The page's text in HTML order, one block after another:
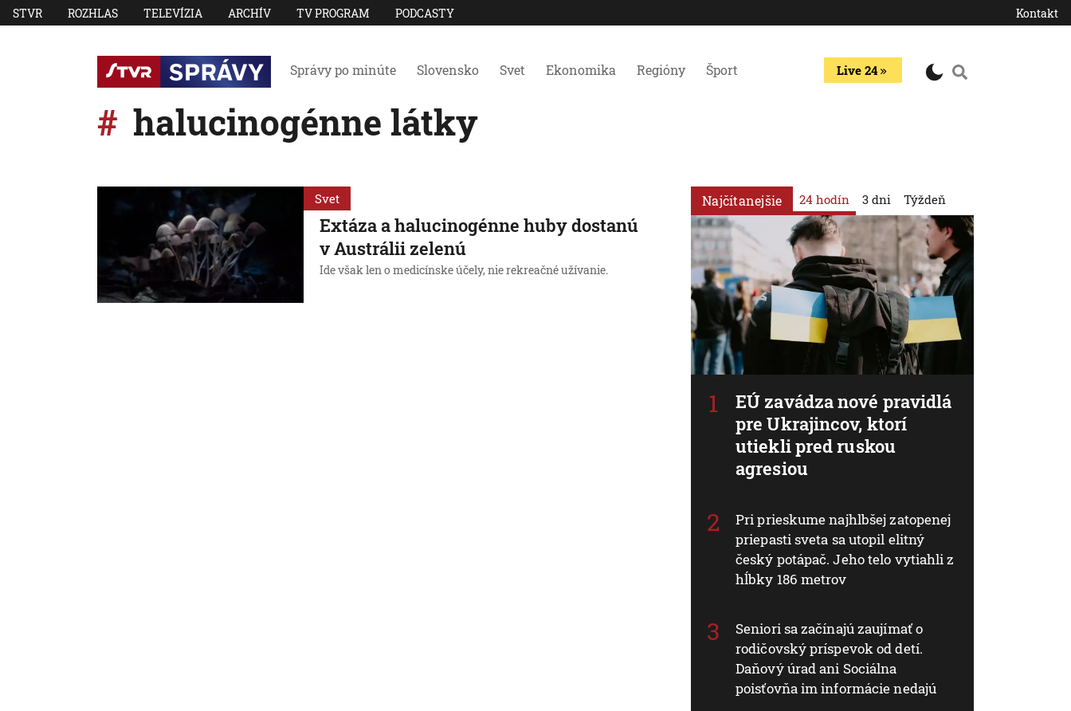
STVR ROZHLAS TELEVÍZIA ARCHÍV TV PROGRAM PODCASTY Kontakt
Správy po minúte Slovensko Svet Ekonomika Regióny Šport Live 24
halucinogénne látky
Svet
Extáza a halucinogénne huby dostanú
v Austrálii zelenú
Ide však len o medicínske účely, nie rekreačné užívanie.
Najčítanejšie 24 hodín
EÚ zavádza nové pravidlá
pre Ukrajincov, ktorí
utiekli pred ruskou
agresiou
Pri prieskume najhlbšej zatopenej
priepasti sveta sa utopil elitný
český potápač. Jeho telo vytiahli z
hĺbky 186 metrov
Seniori sa začínajú zaujímať o
rodičovský príspevok od detí.
Daňový úrad ani Sociálna
poisťovňa im informácie nedajú
3 dni Týždeň